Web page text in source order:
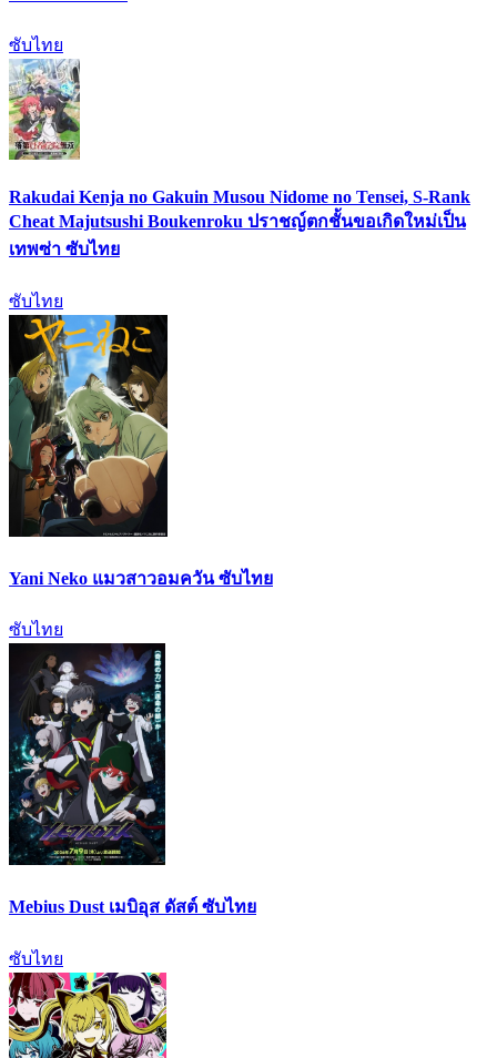
ซับไทย
Rakudai Kenja no Gakuin Musou Nidome no Tensei, S-Rank
Cheat Majutsushi Boukenroku ปราชญ์ตกชั้นขอเกิดใหม่เป็น
เทพซ่า ซับไทย
ซับไทย
Yani Neko แมวสาวอมควัน ซับไทย
ซับไทย
Mebius Dust เมบิอุส ดัสต์ ซับไทย
ซับไทย